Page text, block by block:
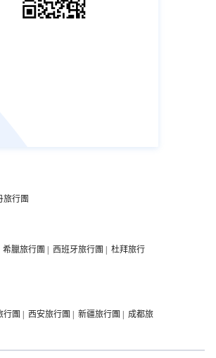
旅行團
希臘旅行團 | 西班牙旅行團 | 杜拜旅行
行團 | 西安旅行團 | 新疆旅行團 | 成都旅